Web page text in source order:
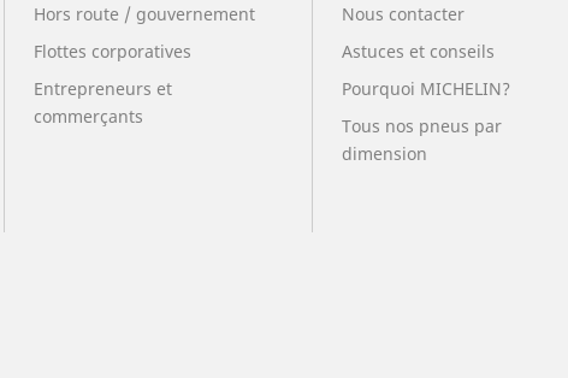
Hors route / gouvernement
Flottes corporatives
Entrepreneurs et
commerçants
Nous contacter
Astuces et conseils
Pourquoi MICHELIN?
Tous nos pneus par
dimension